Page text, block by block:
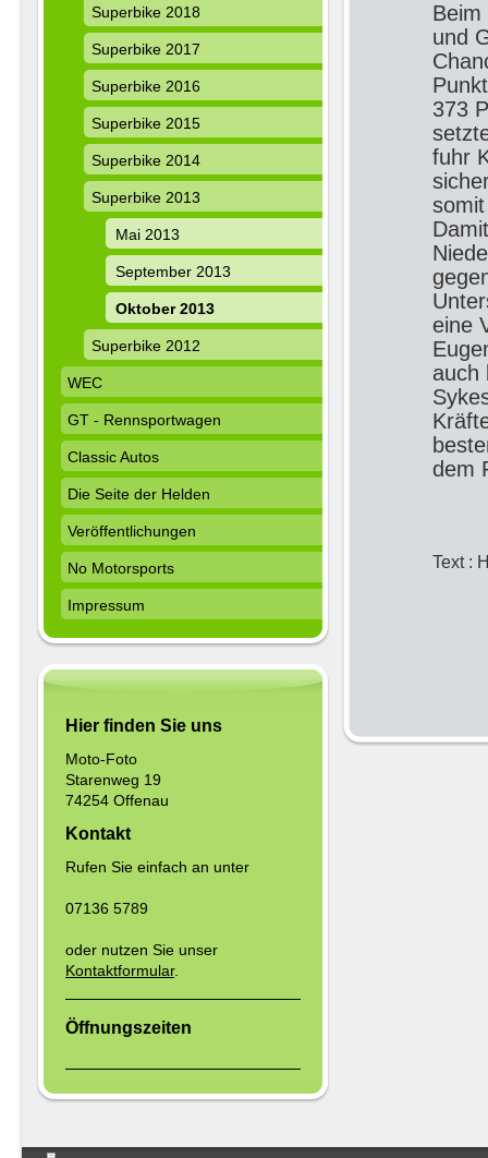
und
373
fuhr
eine
auch
Text :
Superbike 2018
Superbike 2017
Superbike 2016
Superbike 2015
Superbike 2014
Superbike 2013
Mai 2013
September 2013
Oktober 2013
Superbike 2012
WEC
GT - Rennsportwagen
Classic Autos
Die Seite der Helden
Veröffentlichungen
No Motorsports
Impressum
Hier finden Sie uns
Moto-Foto
Starenweg 19
74254 Offenau
Kontakt
Rufen Sie einfach an unter
07136 5789
oder nutzen Sie unser
Kontaktformular.
Öffnungszeiten